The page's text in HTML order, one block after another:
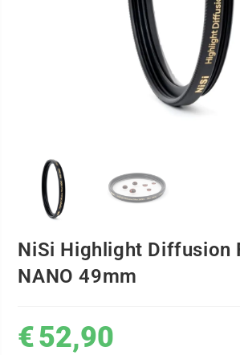
NiSi Highlight Diffusion
NANO 49mm
€52,90